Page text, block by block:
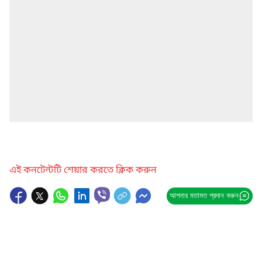
এই কনটেন্টটি শেয়ার করতে ক্লিক করুন
আপনার মতামত প্রদান করুন